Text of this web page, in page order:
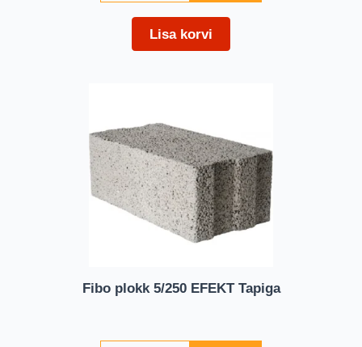
Lisa korvi
Fibo plokk 5/250 EFEKT Tapiga